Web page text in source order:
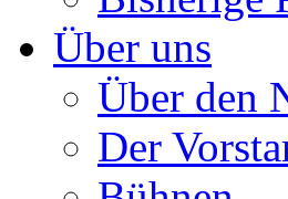
Über uns
Über den
Der